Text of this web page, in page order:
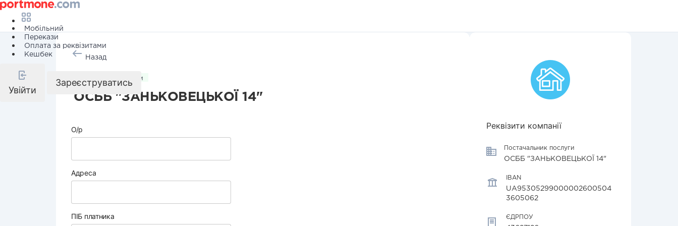
Мобільний
Перекази
Оплата за реквізитами
Кешбек
Увійти
Зареєструватись
Назад
Комунальні послуги
ОСББ "ЗАНЬКОВЕЦЬКОЇ 14"
О/р
Адреса
ПІБ платника
Реквізити компанії
Постачальник послуги
ОСББ "ЗАНЬКОВЕЦЬКОЇ 14"
IBAN
UA95305299000002600504
3605062
ЄДРПОУ